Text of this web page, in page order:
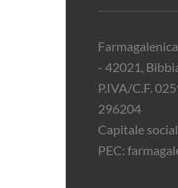
- 42021,
P.IVA/C.F.
296204
Capitale
PEC: